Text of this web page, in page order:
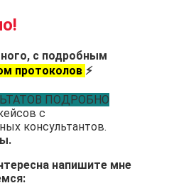
с подробным
протоколов ⚡
ПОДРОБНО
с
консультантов.
напишите мне